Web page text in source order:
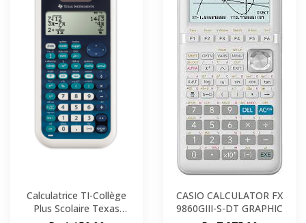
Calculatrice TI-Collège
Plus Scolaire Texas
CASIO CALCULATOR FX
9860GIII-S-DT GRAPHIC